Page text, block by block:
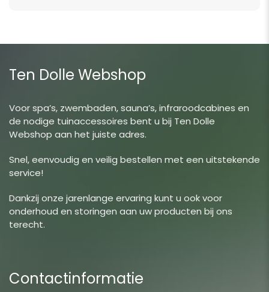
Ten Dolle Webshop
Voor spa’s, zwembaden, sauna’s, infraroodcabines en
de nodige tuinaccessoires bent u bij Ten Dolle
Webshop aan het juiste adres.
Snel, eenvoudig en veilig bestellen met een uitstekende
service!
Dankzij onze jarenlange ervaring kunt u ook voor
onderhoud en storingen aan uw producten bij ons
terecht.
Contactinformatie